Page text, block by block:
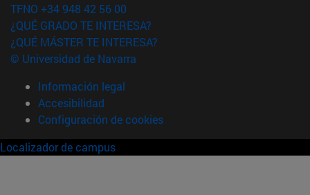
TFNO +34 948 42 56 00
¿QUÉ GRADO TE INTERESA?
¿QUÉ MÁSTER TE INTERESA?
© Universidad de Navarra
Información legal
Accesibilidad
Configuración de cookies
Localizador de campus